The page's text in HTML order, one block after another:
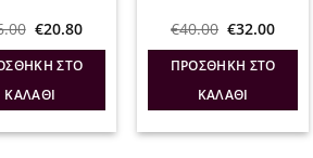
Original
was:
€26.00.
€20.80Η
τιμή
είναι:
ΣΤΟ
ΚΑΛΆΘΙ
€40.00 Original
was:
€40.00.
€32.00Η
τιμή
είναι:
ΠΡΟΣΘΉΚΗ ΣΤΟ
ΚΑΛΆΘΙ